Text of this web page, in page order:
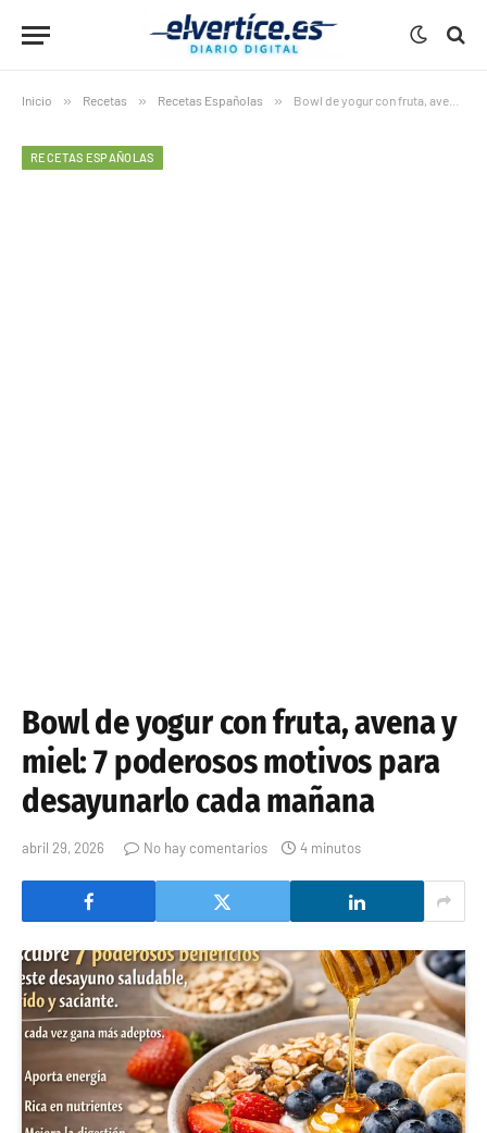
Inicio » Recetas » Recetas Españolas » Bowl de yogur con fruta, avena y miel: 7 poderosos motivos para desayunarlo cada mañana
RECETAS ESPAÑOLAS
Bowl de yogur con fruta, avena y
miel: 7 poderosos motivos para
desayunarlo cada mañana
abril 29, 2026 No hay comentarios 4 minutos